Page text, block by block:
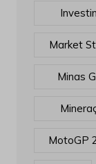
Market
Minas
MotoGP